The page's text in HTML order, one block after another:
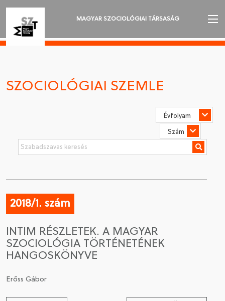
MAGYAR SZOCIOLÓGIAI TÁRSASÁG
SZOCIOLÓGIAI SZEMLE
CSATLAKOZÁS A TÁRSASÁGHOZ / MEGÚJÍTOM A
TAGSÁGOMAT
SZOCIOLÓGIAI SZEMLE
2018/1. szám
INTIM RÉSZLETEK. A MAGYAR
SZOCIOLÓGIA TÖRTÉNETÉNEK
HANGOSKÖNYVE
Erőss Gábor